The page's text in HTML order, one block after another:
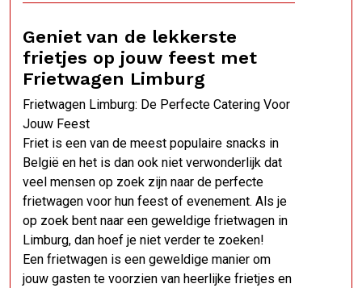
Geniet van de lekkerste
frietjes op jouw feest met
Frietwagen Limburg
Frietwagen Limburg: De Perfecte Catering Voor
Jouw Feest
Friet is een van de meest populaire snacks in
België en het is dan ook niet verwonderlijk dat
veel mensen op zoek zijn naar de perfecte
frietwagen voor hun feest of evenement. Als je
op zoek bent naar een geweldige frietwagen in
Limburg, dan hoef je niet verder te zoeken!
Een frietwagen is een geweldige manier om
jouw gasten te voorzien van heerlijke frietjes en